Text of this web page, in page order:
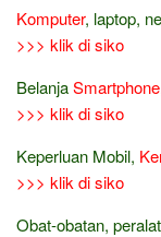
Komputer, laptop,
>>> klik di siko
BelanjaSmartphone
>>> klik di siko
Keperluan Mobil,
>>> klik di siko
Obat-obatan,